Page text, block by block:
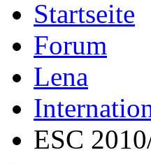
Forum
Lena
ESC